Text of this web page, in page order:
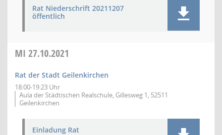
Rat Niederschrift 20211207
öffentlich
MI 27.10.2021
Rat der Stadt Geilenkirchen
18:00-19:23 Uhr
Aula der Städtischen Realschule, Gillesweg 1, 52511
Geilenkirchen
Einladung Rat